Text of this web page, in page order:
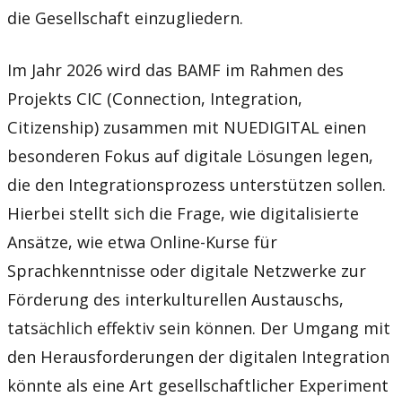
die Gesellschaft einzugliedern.
Im Jahr 2026 wird das BAMF im Rahmen des
Projekts CIC (Connection, Integration,
Citizenship) zusammen mit NUEDIGITAL einen
besonderen Fokus auf digitale Lösungen legen,
die den Integrationsprozess unterstützen sollen.
Hierbei stellt sich die Frage, wie digitalisierte
Ansätze, wie etwa Online-Kurse für
Sprachkenntnisse oder digitale Netzwerke zur
Förderung des interkulturellen Austauschs,
tatsächlich effektiv sein können. Der Umgang mit
den Herausforderungen der digitalen Integration
könnte als eine Art gesellschaftlicher Experiment